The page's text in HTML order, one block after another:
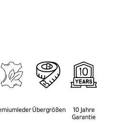
Übergrößen
10 Jahre
Garantie